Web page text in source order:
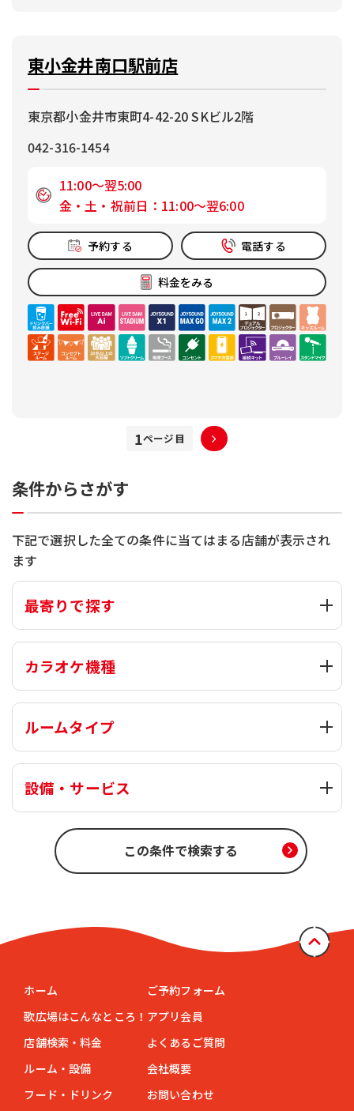
東小金井南口駅前店
東京都小金井市東町4-42-20 SKビル2階
042-316-1454
11:00～翌5:00
金・土・祝前日：11:00～翌6:00
予約する 電話する
料金をみる
1
条件からさがす
下記で選択した全ての条件に当てはまる店舗が表示され
ます
最寄りで探す
カラオケ機種
ルームタイプ
設備・サービス
ホーム
歌広場はこんなところ！
店舗検索・料金
ルーム・設備
フード・ドリンク
ご予約フォーム
アプリ会員
よくあるご質問
会社概要
お問い合わせ